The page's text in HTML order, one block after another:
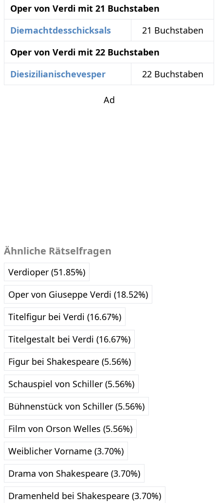
Oper von Verdi mit 21 Buchstaben
Diemachtdesschicksals
21 Buchstaben
Oper von Verdi mit 22 Buchstaben
Diesizilianischevesper
22 Buchstaben
Ad
Ähnliche Rätselfragen
Verdioper (51.85%)
Oper von Giuseppe Verdi (18.52%)
Titelfigur bei Verdi (16.67%)
Titelgestalt bei Verdi (16.67%)
Figur bei Shakespeare (5.56%)
Schauspiel von Schiller (5.56%)
Bühnenstück von Schiller (5.56%)
Film von Orson Welles (5.56%)
Weiblicher Vorname (3.70%)
Drama von Shakespeare (3.70%)
Dramenheld bei Shakespeare (3.70%)